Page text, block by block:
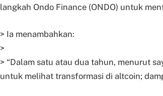
langkah Ondo Finance (ONDO) untuk
> Ia menambahkan:
>
> “Dalam satu atau dua tahun, menurut
untuk melihat transformasi di altcoin;